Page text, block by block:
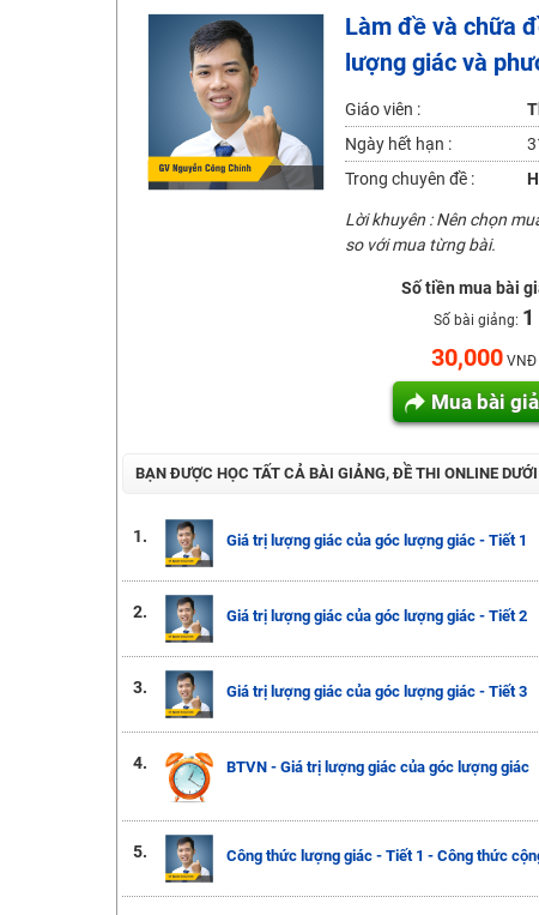
2K6! Lộ Trình Sun 2024 - Ba bước luyện thi TN THPT -
Hot! Lễ hội đồng giá 449K - 499K toàn bộ khoá học tại
Khuyến Mãi Khoá Học 1K Chỉ Từ 11-13/09/2024
Đồng giá khóa học 499K - 399K (13/11-15/11)
Khai giảng các khóa lớp 9 Toán - Lý - Hóa - Văn - Anh
Luyện thi vào lớp 10 môn Toán, Văn, Hóa, Anh, Lý với
Làm đề và chữa
lượng giác và
Giáo viên :
Ngày hết hạn :
Trong chuyên đề :
Lời khuyên : Nên chọn
so với mua từng bài.
Số tiền mua bài
Số bài giảng: 1
30,000VNĐ
Mua bài
BẠN ĐƯỢC HỌC TẤT CẢ BÀI GIẢNG, ĐỀ THI ONLINE
1. Giá trị lượng giác của góc lượng giác - Tiết 1
2. Giá trị lượng giác của góc lượng giác - Tiết 2
3. Giá trị lượng giác của góc lượng giác - Tiết 3
4. BTVN - Giá trị lượng giác của góc lượng giác
5. Công thức lượng giác - Tiết 1 - Công thức